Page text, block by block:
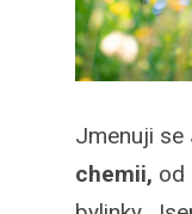
Jmenuji se
chemii, od